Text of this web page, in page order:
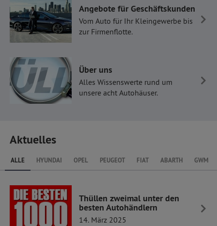
Angebote für Geschäftskunden
Vom Auto für Ihr Kleingewerbe bis
zur Firmenflotte.
Über uns
Alles Wissenswerte rund um
unsere acht Autohäuser.
Aktuelles
ALLE HYUNDAI OPEL PEUGEOT FIAT ABARTH GWM
Thüllen zweimal unter den
besten Autohändlern
14. März 2025